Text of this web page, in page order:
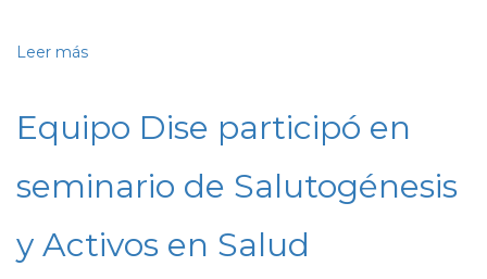
Leer más
las
Artísticas
Conexión de
Equipo Dise participó en
seminario de Salutogénesis
y Activos en Salud